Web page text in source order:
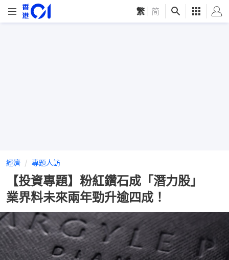
繁 简
經濟 專題人訪
【投資專題】粉紅鑽石成「潛力股」
業界料未來兩年勁升逾四成！